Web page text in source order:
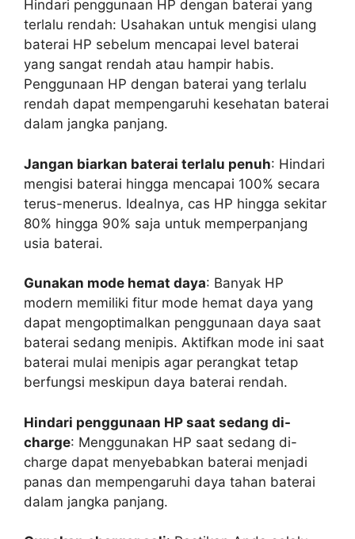
Hindari penggunaan HP dengan baterai yang
terlalu rendah: Usahakan untuk mengisi ulang
baterai HP sebelum mencapai level baterai
yang sangat rendah atau hampir habis.
Penggunaan HP dengan baterai yang terlalu
rendah dapat mempengaruhi kesehatan baterai
dalam jangka panjang.
Jangan biarkan baterai terlalu penuh: Hindari
mengisi baterai hingga mencapai 100% secara
terus-menerus. Idealnya, cas HP hingga sekitar
80% hingga 90% saja untuk memperpanjang
usia baterai.
Gunakan mode hemat daya: Banyak HP
modern memiliki fitur mode hemat daya yang
dapat mengoptimalkan penggunaan daya saat
baterai sedang menipis. Aktifkan mode ini saat
baterai mulai menipis agar perangkat tetap
berfungsi meskipun daya baterai rendah.
Hindari penggunaan HP saat sedang di-
charge: Menggunakan HP saat sedang di-
charge dapat menyebabkan baterai menjadi
panas dan mempengaruhi daya tahan baterai
dalam jangka panjang.